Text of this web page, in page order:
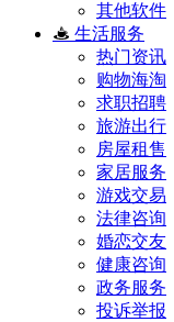
其他软件
生活服务
热门资讯
购物海淘
求职招聘
旅游出行
房屋租售
家居服务
游戏交易
法律咨询
婚恋交友
健康咨询
政务服务
投诉举报